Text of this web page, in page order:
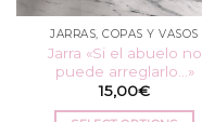
JARRAS, COPAS Y VASOS
Jarra «Si el abuelo no
puede arreglarlo…»
15,00€